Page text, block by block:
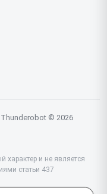
© 2026
характер и не является
статьи 437